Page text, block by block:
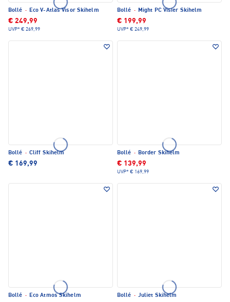
Bollé · Eco V-Atlas Visor Skihelm
€ 249,99
UVP* € 269,99
Bollé · Might PC Visier Skihelm
€ 199,99
UVP* € 249,99
Bollé · Cliff Skihelm
€ 169,99
Bollé · Border Skihelm
€ 139,99
UVP* € 169,99
Bollé · Eco Atmos Skihelm Bollé · Juliet Skihelm